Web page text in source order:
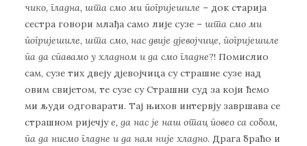
чико, гладна, шта смо ми погријешиле – док старија
сестра говори млађа само лије сузе – шта смо ми
погријешиле, шта смо, нас двије дјевојчице, погријешиле
па да спавамо у хладном и да смо гладне?! Помислио
сам, сузе тих двеју дјевојчица су страшне сузе над
овим свијетом, те сузе су Страшни суд за који ћемо
ми људи одговарати. Тај њихов интервју завршава се
страшном ријечјуе, да нас је наш отац повео са собом,
па да нисмо гладне и да нам није хладно. Драга браћо и